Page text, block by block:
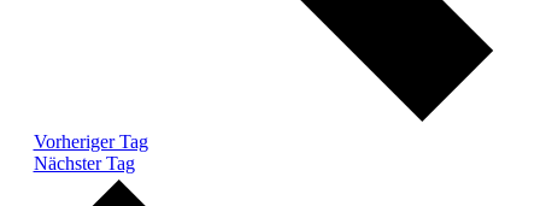
Vorheriger Tag
Nächster Tag